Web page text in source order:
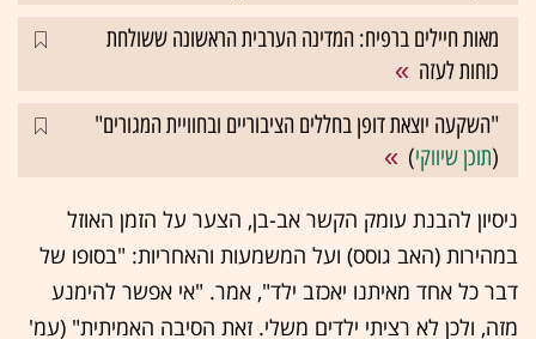
מאות חיילים ברפיח: המדינה הערבית הראשונה ששולחת
כוחות לעזה
"השקעה יוצאת דופן בחללים הציבוריים ובחוויית המגורים"
(תוכן שיווקי)
ניסיון להבנת עומק הקשר אב-בן, הצער על הזמן האוזל
במהירות (האב גוסס) ועל המשמעות והאחריות: "בסופו של
דבר כל אחד מאיתנו יאכזב ילד", אמר. "אי אפשר להימנע
מזה, ולכן לא רציתי ילדים משלי. זאת הסיבה האמיתית" (עמ'